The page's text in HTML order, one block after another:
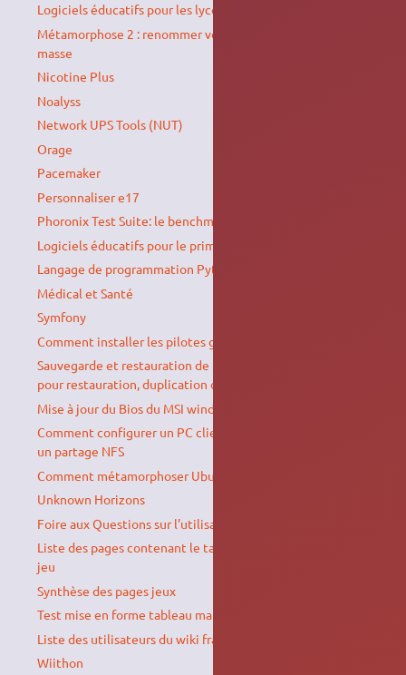
Logiciels éducatifs pour les lycéens
Métamorphose 2 : renommer vos fichiers et dossiers en
masse
Nicotine Plus
Noalyss
Network UPS Tools (NUT)
Orage
Pacemaker
Personnaliser e17
Phoronix Test Suite: le benchmarking sous Linux
Logiciels éducatifs pour le primaire
Langage de programmation Python
Médical et Santé
Symfony
Comment installer les pilotes génériques Canon UFR II
Sauvegarde et restauration de la liste des paquets installés
pour restauration, duplication ou migration
Mise à jour du Bios du MSI wind U90 et U100
Comment configurer un PC client Windows pour accéder à
un partage NFS
Comment métamorphoser Ubuntu en macOS ?
Unknown Horizons
Foire aux Questions sur l'utilisation du wiki
Liste des pages contenant le tag "jeu", classées par type de
jeu
Synthèse des pages jeux
Test mise en forme tableau matériel
Liste des utilisateurs du wiki francophone d'Ubuntu-fr
Wiithon